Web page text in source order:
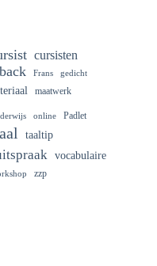
cursisten
Frans gedicht
maatwerk
online Padlet
taaltip
vocabulaire
zzp